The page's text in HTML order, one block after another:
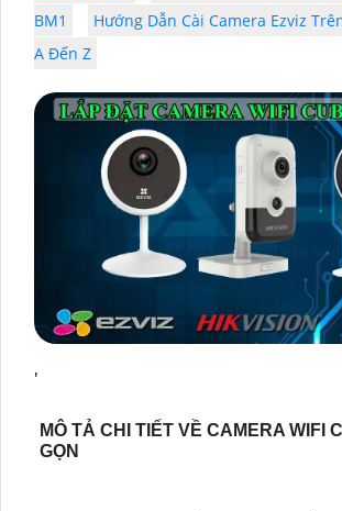
BM1
Hướng Dẫn Cài Camera Ezviz
A Đến Z
'
MÔ TẢ CHI TIẾT VỀ CAMERA WIFI
GỌN